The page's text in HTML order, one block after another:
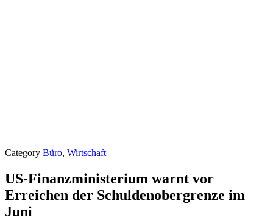
Category Büro, Wirtschaft
US-Finanzministerium warnt vor
Erreichen der Schuldenobergrenze im
Juni